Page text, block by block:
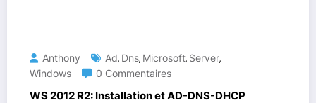
Anthony Ad, Dns, Microsoft, Server,
Windows
0 Commentaires
WS 2012 R2: Installation et AD-DNS-DHCP